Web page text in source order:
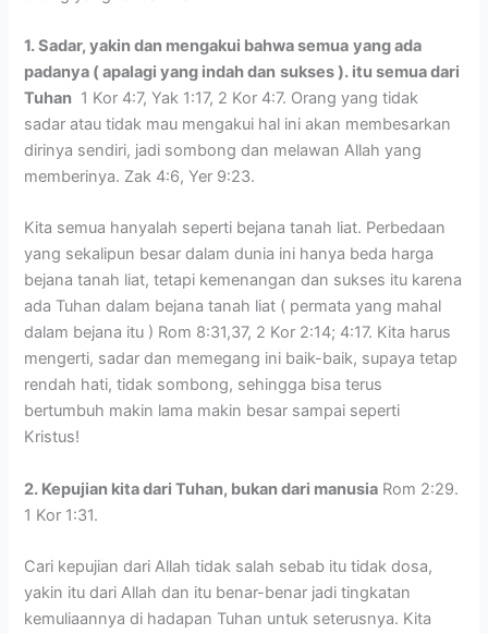
1. Sadar, yakin dan mengakui bahwa semua yang ada
padanya ( apalagi yang indah dan sukses ). itu semua dari
Tuhan 1 Kor 4:7, Yak 1:17, 2 Kor 4:7. Orang yang tidak
sadar atau tidak mau mengakui hal ini akan membesarkan
dirinya sendiri, jadi sombong dan melawan Allah yang
memberinya. Zak 4:6, Yer 9:23.
Kita semua hanyalah seperti bejana tanah liat. Perbedaan
yang sekalipun besar dalam dunia ini hanya beda harga
bejana tanah liat, tetapi kemenangan dan sukses itu karena
ada Tuhan dalam bejana tanah liat ( permata yang mahal
dalam bejana itu ) Rom 8:31,37, 2 Kor 2:14; 4:17. Kita harus
mengerti, sadar dan memegang ini baik-baik, supaya tetap
rendah hati, tidak sombong, sehingga bisa terus
bertumbuh makin lama makin besar sampai seperti
Kristus!
2. Kepujian kita dari Tuhan, bukan dari manusia Rom 2:29.
1 Kor 1:31.
Cari kepujian dari Allah tidak salah sebab itu tidak dosa,
yakin itu dari Allah dan itu benar-benar jadi tingkatan
kemuliaannya di hadapan Tuhan untuk seterusnya. Kita